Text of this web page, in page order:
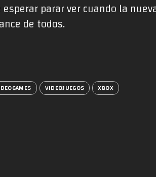
parar ver cuando la
de todos.
VIDEOJUEGOS XBOX